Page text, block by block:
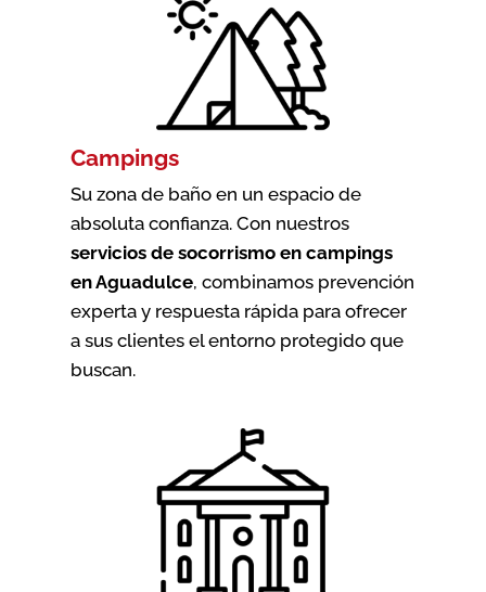
Campings
Su zona de baño en un espacio de
absoluta confianza. Con nuestros
servicios de socorrismo en campings
en Aguadulce, combinamos prevención
experta y respuesta rápida para ofrecer
a sus clientes el entorno protegido que
buscan.